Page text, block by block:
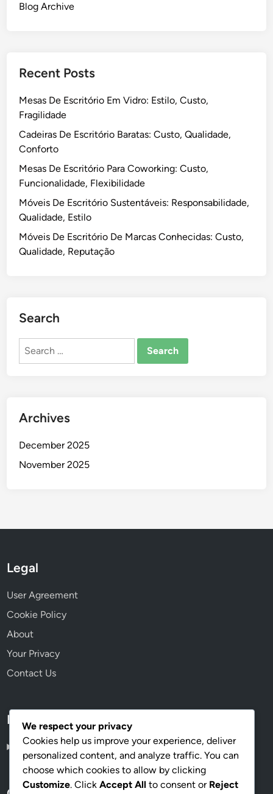
Blog Archive
Recent Posts
Mesas De Escritório Em Vidro: Estilo, Custo,
Fragilidade
Cadeiras De Escritório Baratas: Custo, Qualidade,
Conforto
Mesas De Escritório Para Coworking: Custo,
Funcionalidade, Flexibilidade
Móveis De Escritório Sustentáveis: Responsabilidade,
Qualidade, Estilo
Móveis De Escritório De Marcas Conhecidas: Custo,
Qualidade, Reputação
Search
Search
Archives
December 2025
November 2025
Legal
User Agreement
Cookie Policy
About
Your Privacy
Contact Us
Language
Portuguese▾
We respect your privacy
Cookies help us improve your experience, deliver
personalized content, and analyze traffic. You can
choose which cookies to allow by clicking
Customize. Click Accept All to consent or Reject